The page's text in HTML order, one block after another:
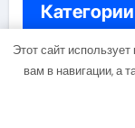
Категории
Uncategorised
Этот сайт
вам в навигации, а